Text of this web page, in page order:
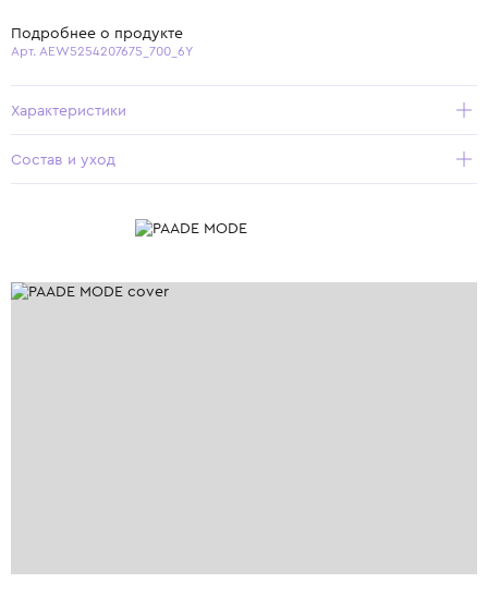
Подробнее о продукте
Арт. AEW5254207675_700_6Y
Характеристики
Состав и уход